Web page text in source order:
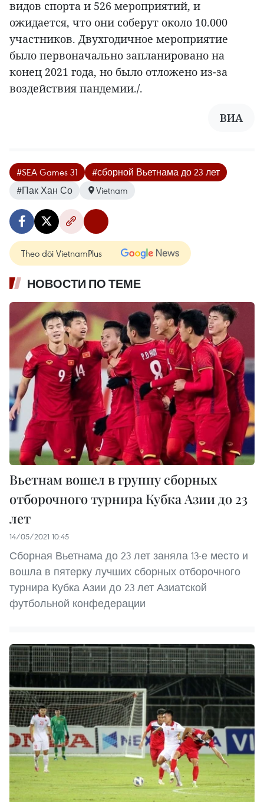
видов спорта и 526 мероприятий, и
ожидается, что они соберут около 10.000
участников. Двухгодичное мероприятие
было первоначально запланировано на
конец 2021 года, но было отложено из-за
воздействия пандемии./.
ВИА
#SEA Games 31
#сборной Вьетнама до 23 лет
#Пак Хан Со
Vietnam
Theo dõi VietnamPlus
НОВОСТИ ПО ТЕМЕ
Вьетнам вошел в группу сборных
отборочного турнира Кубка Азии до 23
лет
14/05/2021 10:45
Сборная Вьетнама до 23 лет заняла 13-е место и
вошла в пятерку лучших сборных отборочного
турнира Кубка Азии до 23 лет Азиатской
футбольной конфедерации